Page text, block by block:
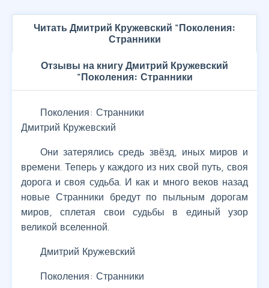
Читать Дмитрий Кружевский "Поколения:
Странники
Отзывы на книгу Дмитрий Кружевский
"Поколения: Странники
Поколения: Странники
Дмитрий Кружевский
Они затерялись средь звёзд, иных миров и
времени. Теперь у каждого из них свой путь, своя
дорога и своя судьба. И как и много веков назад
новые Странники бредут по пыльным дорогам
миров, сплетая свои судьбы в единый узор
великой вселенной.
Дмитрий Кружевский
Поколения: Странники